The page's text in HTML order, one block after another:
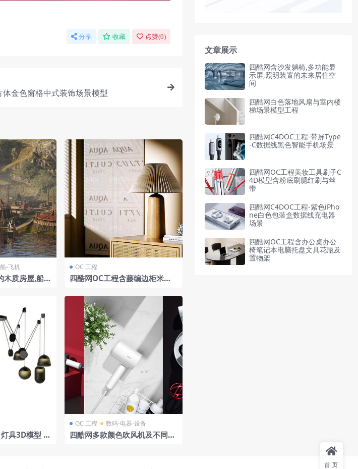
分享 收藏 点赞(0)
体金色窗格中式装饰场景模型
-飞机
木质房屋,船只
OC 工程
四酷网OC工程含藤编边柜米色
具3D模型 P
OC 工程 数码-电器-设备
四酷网多款颜色吹风机及不同场
文章展示
四酷网含沙发躺椅,多功能显
示屏,照明装置的未来居住空
间
四酷网白色落地风扇与室内楼
梯场景模型工程
四酷网C4DOC工程-带屏Type
-C数据线黑色智能手机场景
四酷网OC工程美妆工具刷子C
4D模型含粉底刷腮红刷与丝
带
四酷网C4DOC工程-紫色iPho
ne白色包装盒数据线充电器
场景
四酷网OC工程含办公桌办公
椅笔记本电脑托盘文具花瓶及
置物架
首页